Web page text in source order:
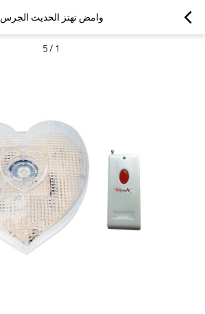
وامض تهتز الحديث الجرس
1
/
5